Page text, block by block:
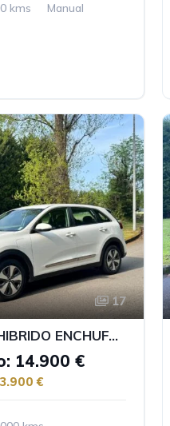
kms
Manual
17
KIA 1.6 GDI HIBRIDO ENCHUFABLE
14.900 €
€